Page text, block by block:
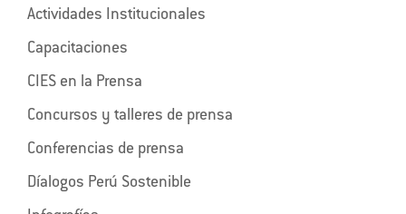
Actividades Institucionales
Capacitaciones
CIES en la Prensa
Concursos y talleres de prensa
Conferencias de prensa
Díalogos Perú Sostenible